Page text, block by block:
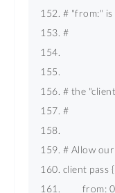
# "from:" is
#
# the
#
# Allow
client pass {
from: